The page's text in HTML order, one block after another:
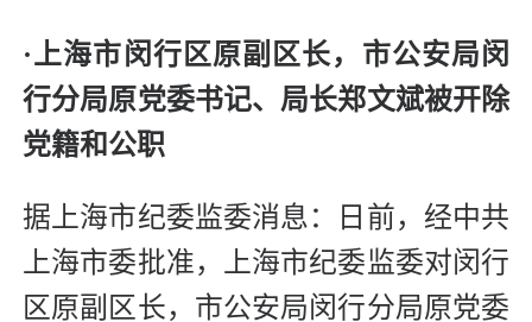
·上海市闵行区原副区长，市公安局闵
行分局原党委书记、局长郑文斌被开除
党籍和公职
据上海市纪委监委消息：日前，经中共
上海市委批准，上海市纪委监委对闵行
区原副区长，市公安局闵行分局原党委